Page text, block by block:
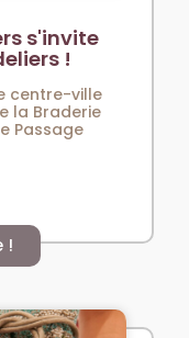
s'invite
!
centre-ville
la Braderie
Passage
!